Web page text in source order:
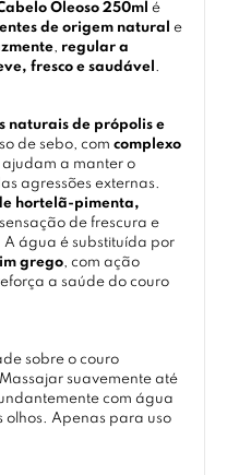
Oleoso 250ml é
de origem natural
e
, regular a
fresco e saudável .
naturais de própolis e
de sebo, com complexo
ajudam a manter o
agressões externas.
hortelã-pimenta,
de frescura e
água é substituída por
grego, com ação
a saúde do couro
sobre o couro
suavemente até
com água
olhos. Apenas para uso